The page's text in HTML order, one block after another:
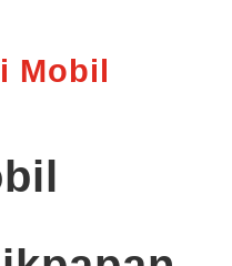
Mobil